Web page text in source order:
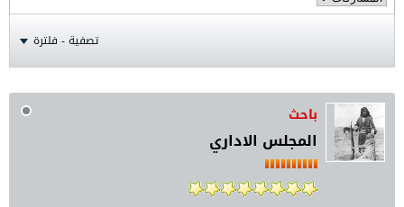
تصفية - فلترة
باحث
المجلس الاداري